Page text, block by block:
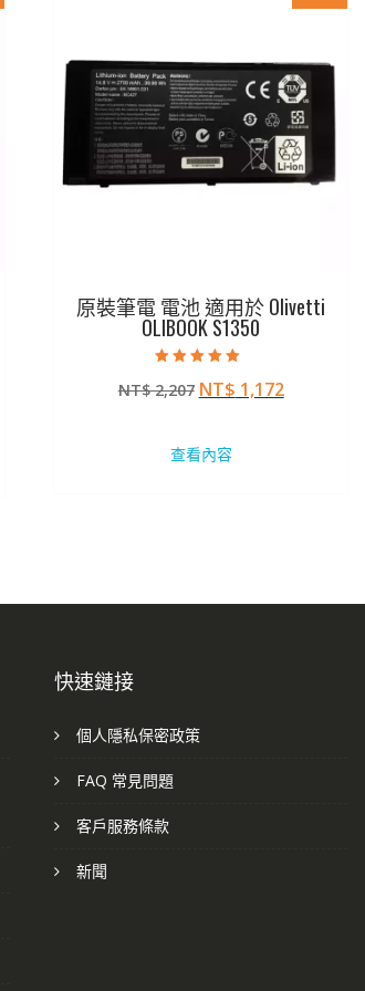
原裝筆電 電池 適用於 Olivetti
OLIBOOK S1350
5.00
滿分 5
NT$2,207 原
格：
NT$ 1,172目
查看內容
快速鏈接
個人隱私保密政策
FAQ 常見問題
客戶服務條款
新聞